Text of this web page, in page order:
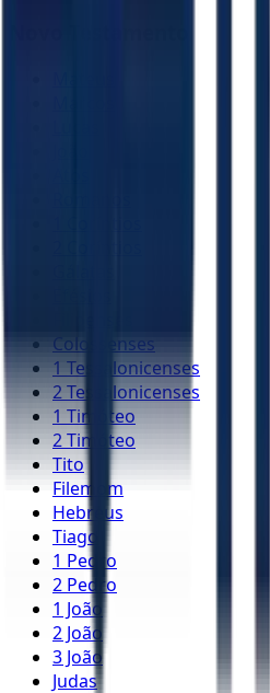
Colossenses
1 Tessalonicenses
2 Tessalonicenses
1 Timóteo
2 Timóteo
Tito
Filemom
Hebreus
Tiago
1 Pedro
2 Pedro
1 João
2 João
3 João
Judas